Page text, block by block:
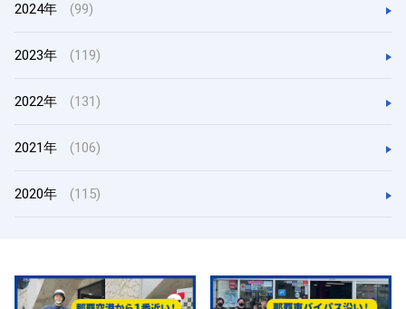
2024年 (99)
2023年 (119)
2022年 (131)
2021年 (106)
2020年 (115)